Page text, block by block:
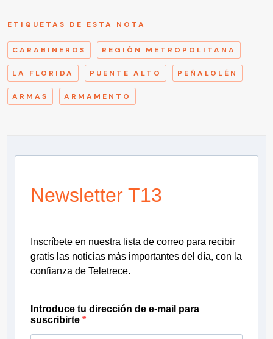
ETIQUETAS DE ESTA NOTA
CARABINEROS REGIÓN METROPOLITANA
LA FLORIDA PUENTE ALTO PEÑALOLÉN
ARMAS ARMAMENTO
Newsletter T13
Inscríbete en nuestra lista de correo para recibir
gratis las noticias más importantes del día, con la
confianza de Teletrece.
Introduce tu dirección de e-mail para
suscribirte